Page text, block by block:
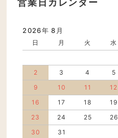
営業日カレンダー
2026年 8月
日 月 火 水
2
3 4 5
9
10 11 12
16
17 18 19
23
24 25 26
30
31